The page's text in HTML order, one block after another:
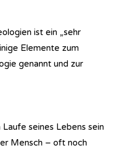
ist ein „sehr
Elemente zum
genannt und zur
seines Lebens sein
Mensch – oft noch